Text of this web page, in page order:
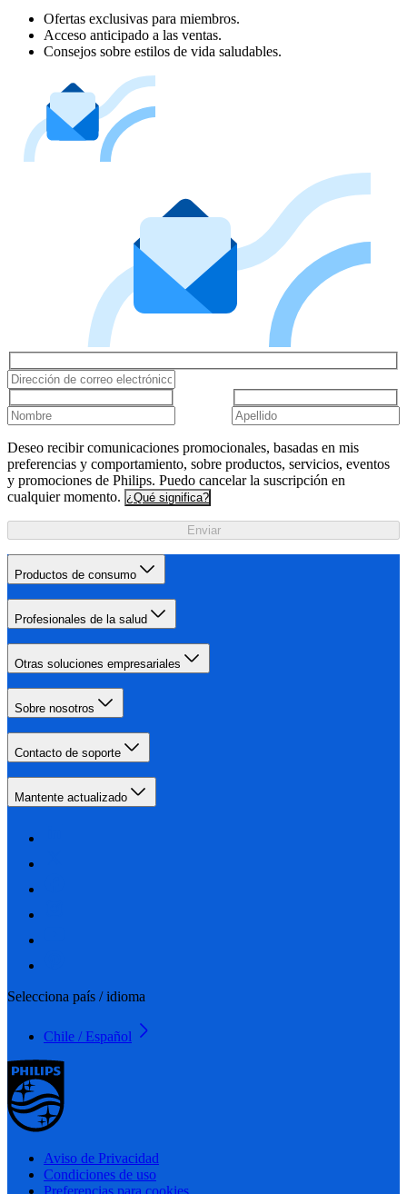
Ofertas exclusivas para miembros.
Acceso anticipado a las ventas.
Consejos sobre estilos de vida saludables.
Deseo recibir comunicaciones promocionales, basadas en mis
preferencias y comportamiento, sobre productos, servicios, eventos
y promociones de Philips. Puedo cancelar la suscripción en
cualquier momento. ¿Qué significa?
Enviar
Productos de consumo
Profesionales de la salud
Otras soluciones empresariales
Sobre nosotros
Contacto de soporte
Mantente actualizado
Selecciona país / idioma
Chile / Español
Aviso de Privacidad
Condiciones de uso